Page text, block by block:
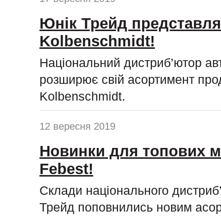
Юнік Трейд
Kolbenschmidt!
Національний дистриб’ютор
розширює свій асортимент
Kolbenschmidt.
12 вересня 2019
Новинки для топових
Febest!
Склади національного
Трейд поповнились новим